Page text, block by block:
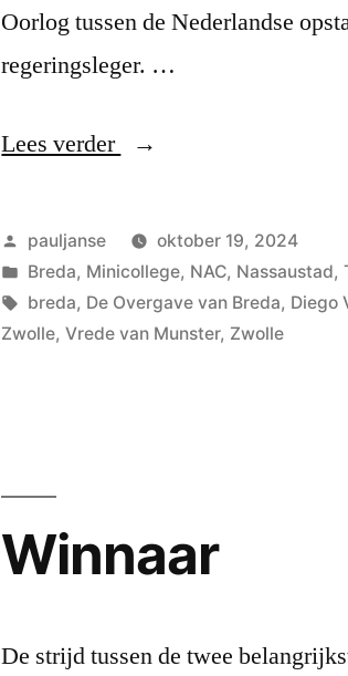
Oorlog tussen de Nederlandse
regeringsleger. …
Lees verder “Schilderachtig”
Geplaatst
door
pauljanse
oktober 19, 2024
Geplaatst
in
Breda, Minicollege, NAC, Nassaustad,
Tags:
breda, De Overgave van Breda, Diego
Zwolle,Vrede van Munster, Zwolle
Winnaar
De strijd tussen de twee